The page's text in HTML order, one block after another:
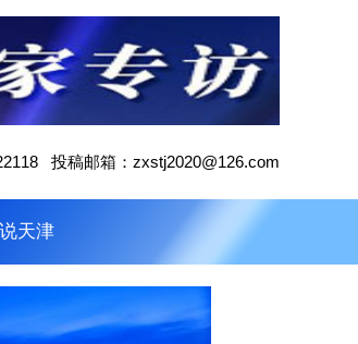
投稿邮箱：zxstj2020@126.com
天津